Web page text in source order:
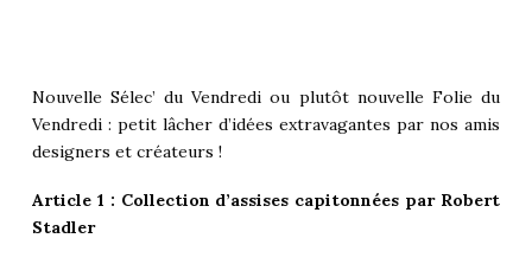
Nouvelle Sélec’ du Vendredi ou plutôt nouvelle Folie du
Vendredi : petit lâcher d’idées extravagantes par nos amis
designers et créateurs !
Article 1 : Collection d’assises capitonnées par Robert
Stadler